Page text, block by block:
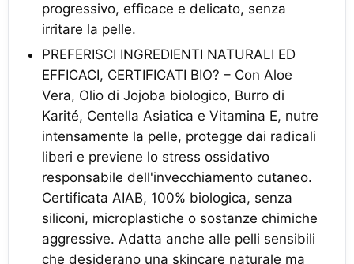
progressivo, efficace e delicato, senza
irritare la pelle.
PREFERISCI INGREDIENTI NATURALI ED
EFFICACI, CERTIFICATI BIO? – Con Aloe
Vera, Olio di Jojoba biologico, Burro di
Karité, Centella Asiatica e Vitamina E, nutre
intensamente la pelle, protegge dai radicali
liberi e previene lo stress ossidativo
responsabile dell'invecchiamento cutaneo.
Certificata AIAB, 100% biologica, senza
siliconi, microplastiche o sostanze chimiche
aggressive. Adatta anche alle pelli sensibili
che desiderano una skincare naturale ma